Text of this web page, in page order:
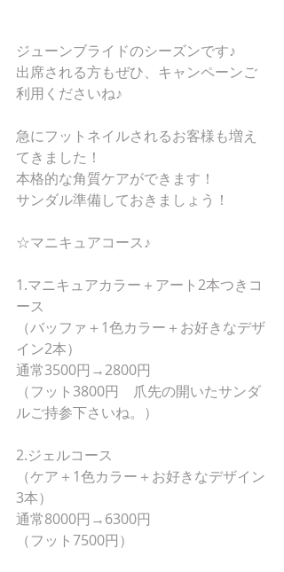
ジューンブライドのシーズンです♪
出席される方もぜひ、キャンペーンご
利用くださいね♪
急にフットネイルされるお客様も増え
てきました！
本格的な角質ケアができます！
サンダル準備しておきましょう！
☆マニキュアコース♪
1.マニキュアカラー＋アート2本つきコ
ース
（バッファ＋1色カラー＋お好きなデザ
イン2本）
通常3500円→2800円
（フット3800円　爪先の開いたサンダ
ルご持参下さいね。）
2.ジェルコース
（ケア＋1色カラー＋お好きなデザイン
3本）
通常8000円→6300円
（フット7500円）